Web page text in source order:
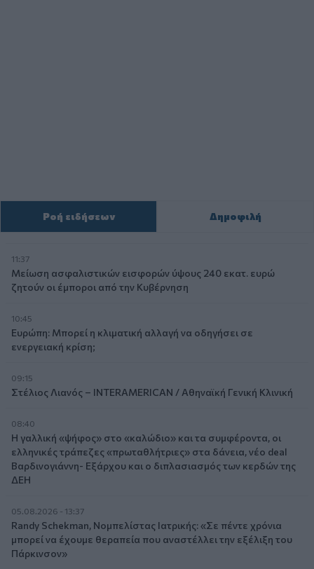
Ροή ειδήσεων Δημοφιλή
11:37
Μείωση ασφαλιστικών εισφορών ύψους 240 εκατ. ευρώ
ζητούν οι έμποροι από την Κυβέρνηση
10:45
Ευρώπη: Μπορεί η κλιματική αλλαγή να οδηγήσει σε
ενεργειακή κρίση;
09:15
Στέλιος Λιανός – INTERAMERICAN / Αθηναϊκή Γενική Κλινική
08:40
Η γαλλική «ψήφος» στο «καλώδιο» και τα συμφέροντα, οι
ελληνικές τράπεζες «πρωταθλήτριες» στα δάνεια, νέο deal
Βαρδινογιάννη- Εξάρχου και ο διπλασιασμός των κερδών της
ΔΕΗ
05.08.2026 - 13:37
Randy Schekman, Νομπελίστας Ιατρικής: «Σε πέντε χρόνια
μπορεί να έχουμε θεραπεία που αναστέλλει την εξέλιξη του
Πάρκινσον»